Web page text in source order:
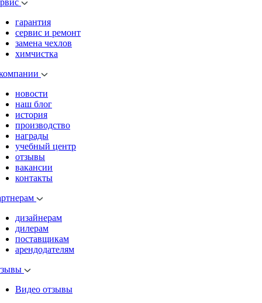
гарантия
сервис и ремонт
замена чехлов
химчистка
новости
наш блог
история
производство
награды
учебный центр
отзывы
вакансии
контакты
дизайнерам
дилерам
поставщикам
арендодателям
Видео отзывы